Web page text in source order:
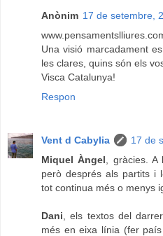
Anònim 17 de setembre,
Una visió marcadament
les clares, quins són els
Visca Catalunya!
Respon
Vent d Cabylia
17 de
Miquel Àngel , gràcies.
però després als partits i
tot continua més o menys
Dani , els textos del
més en eixa línia (fer